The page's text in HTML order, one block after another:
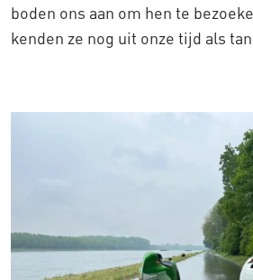
boden ons aan om hen te
kenden ze nog uit onze tijd als